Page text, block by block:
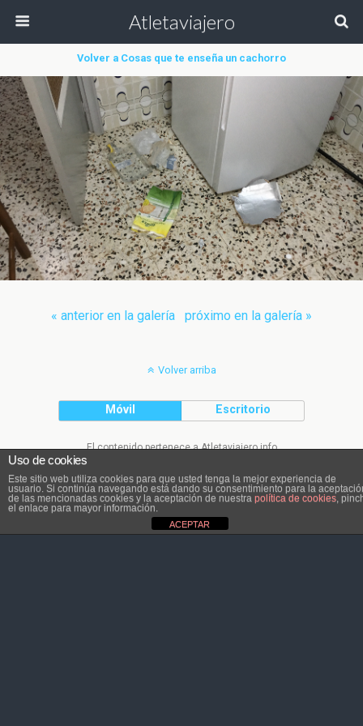
Atletaviajero
Volver a Cosas que te enseña un cachorro
« anterior en la galería próximo en la galería »
Volver arriba
Móvil Escritorio
El contenido pertenece a Atletaviajero.info
Uso de cookies
Este sitio web utiliza cookies para que usted tenga la mejor experiencia de
usuario. Si continúa navegando está dando su consentimiento para la
de las mencionadas cookies y la aceptación de nuestra política de cookies,
el enlace para mayor información.
ACEPTAR